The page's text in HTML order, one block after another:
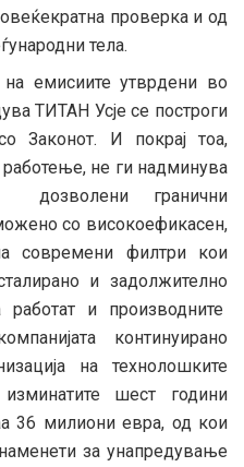
проверка и од
тела.
на емисиите утврдени во
ТИТАН Усје се построги
Законот. И покрај тоа,
работење, не ги надминува
дозволени гранични
со високоефикасен,
современи филтри кои
и задолжително
работат и производните
континуирано
на технолошките
шест години
36 милиони евра, од кои
за унапредување